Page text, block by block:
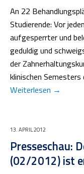
An 22
Studierende: Vor
aufgesperrter und
geduldig und
der
klinischen Semesters
Weiterlesen →
13. APRIL 2012
Presseschau:
(02/2012) ist